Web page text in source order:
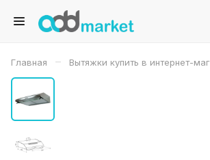
Главная – Вытяжки купить в интернет-